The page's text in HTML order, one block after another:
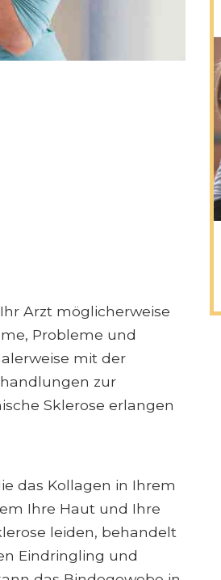
Arzt möglicherweise
Probleme und
mit der
zur
Sklerose erlangen
das Kollagen in Ihrem
Ihre Haut und Ihre
leiden, behandelt
Eindringling und